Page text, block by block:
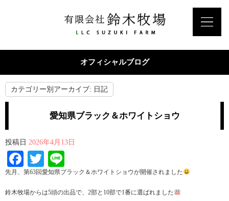
オフィシャルブログ
カテゴリー別アーカイブ: 日記
愛知県ブラック＆ホワイトショウ
投稿日 2026年4月13日
Facebook
Twitter
先月、第63回愛知県ブラック＆ホワイトショウが開催されました
鈴木牧場からは5頭の出品で、2部と10部で1番に選ばれました